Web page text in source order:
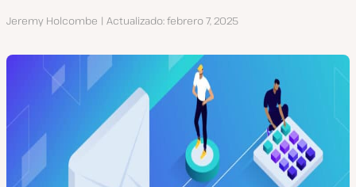
Autor
Jeremy Holcombe Actualizado febrero 7, 2025